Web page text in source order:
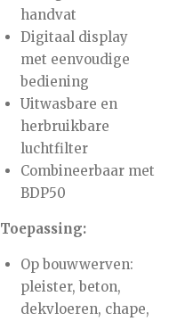
handvat
Digitaal display
met eenvoudige
bediening
Uitwasbare en
herbruikbare
luchtfilter
Combineerbaar met
BDP50
Toepassing:
Op bouwwerven:
pleister, beton,
dekvloeren, chape,